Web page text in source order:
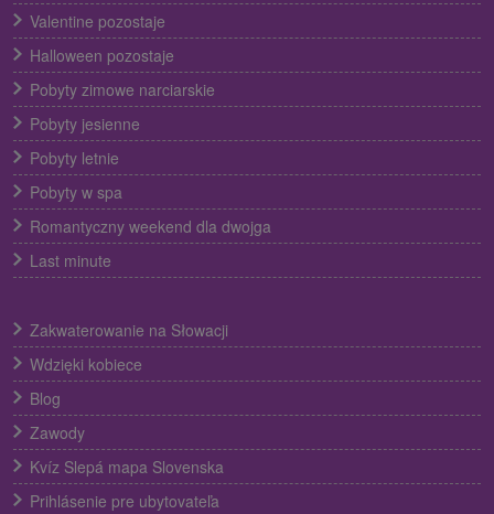
Valentine pozostaje
Halloween pozostaje
Pobyty zimowe narciarskie
Pobyty jesienne
Pobyty letnie
Pobyty w spa
Romantyczny weekend dla dwojga
Last minute
Zakwaterowanie na Słowacji
Wdzięki kobiece
Blog
Zawody
Kvíz Slepá mapa Slovenska
Prihlásenie pre ubytovateľa